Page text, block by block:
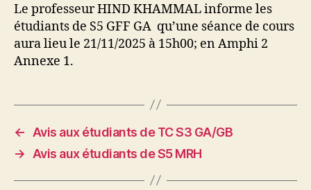
Le professeur HIND KHAMMAL informe les
étudiants de S5 GFF GA qu’une séance de cours
aura lieu le 21/11/2025 à 15h00; en Amphi 2
Annexe 1.
←
Avis aux étudiants de TC S3 GA/GB
→
Avis aux étudiants de S5 MRH